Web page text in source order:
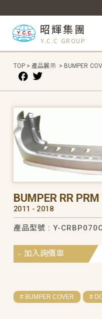
昭輝集團
Y.C.C GROUP
TOP > 產品展示 > BUMPER
BUMPER RR
2011 - 2018
產品型號 : Y-
加入詢價車
# BUMPER COVER #